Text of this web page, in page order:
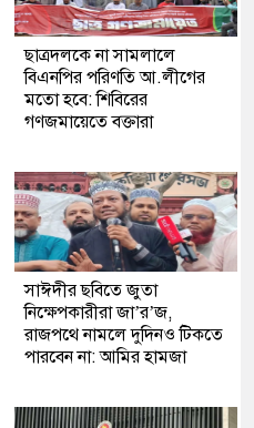
ছাত্রদলকে না সামলালে
বিএনপির পরিণতি আ.লীগের
মতো হবে: শিবিরের
গণজমায়েতে বক্তারা
সাঈদীর ছবিতে জুতা
নিক্ষেপকারীরা জা’র’জ,
রাজপথে নামলে দুদিনও টিকতে
পারবেন না: আমির হামজা